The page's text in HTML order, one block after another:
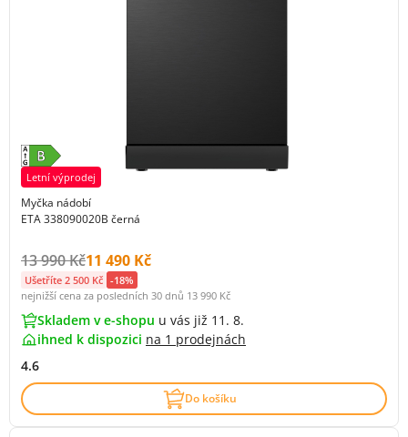
Letní výprodej
Myčka nádobí
ETA 338090020B černá
Původní cena s DPH:
13 990 KčCena s DPH:
11 490 Kč
Ušetříte 2 500 Kč -18%
nejnižší cena za posledních 30 dnů 13 990 Kč
Skladem v e-shopu u vás již 11. 8.
ihned k dispozici na 1 prodejnách
4.6
Do košíku